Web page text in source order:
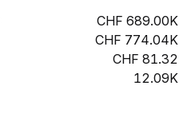
689.00K
774.04K
81.32
12.09K